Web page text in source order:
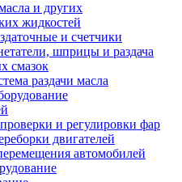
и других
жидкостей
и счетчики
шприцы и раздача
смазок
раздачи масла
и регулировки фар
двигателей
автомобилей